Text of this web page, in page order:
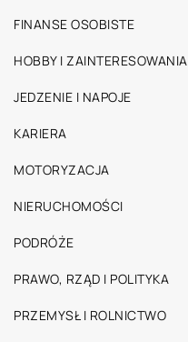
FINANSE OSOBISTE
HOBBY I ZAINTERESOWANIA
JEDZENIE I NAPOJE
KARIERA
MOTORYZACJA
NIERUCHOMOŚCI
PODRÓŻE
PRAWO, RZĄD I POLITYKA
PRZEMYSŁ I ROLNICTWO